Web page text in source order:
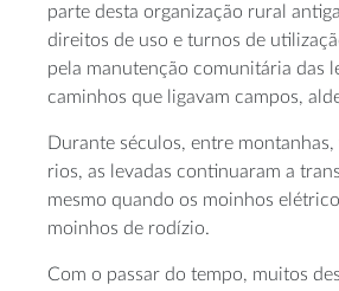
parte desta organização rural
direitos de uso e turnos de
pela manutenção comunitária das
caminhos que ligavam campos,
Durante séculos, entre montanhas,
rios, as levadas continuaram a
mesmo quando os moinhos
moinhos de rodízio.
Com o passar do tempo, muitos